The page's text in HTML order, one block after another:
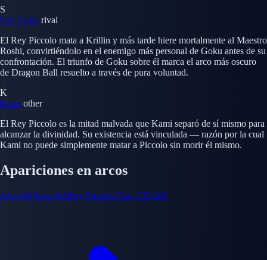
S
Son Goku rival
El Rey Piccolo mata a Krillin y más tarde hiere mortalmente al Maestro
Roshi, convirtiéndolo en el enemigo más personal de Goku antes de su
confrontación. El triunfo de Goku sobre él marca el arco más oscuro
de Dragon Ball resuelto a través de pura voluntad.
K
Kami other
El Rey Piccolo es la mitad malvada que Kami separó de sí mismo para
alcanzar la divinidad. Su existencia está vinculada — razón por la cual
Kami no puede simplemente matar a Piccolo sin morir él mismo.
Apariciones en arcos
Arco #4 Saga del Rey Piccolo Cap. 135-161